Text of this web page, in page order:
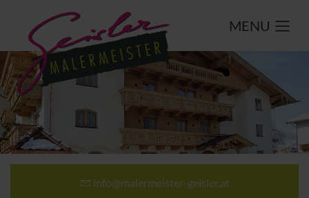
MENU
info@malermeister-geisler.at